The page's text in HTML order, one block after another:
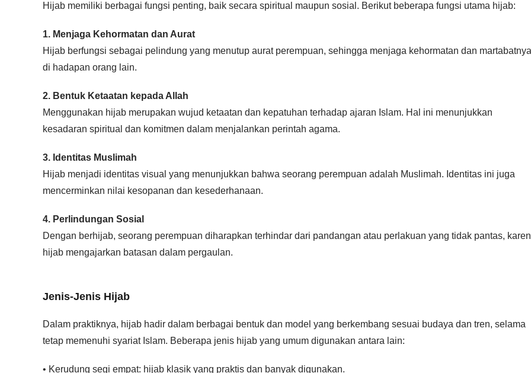
Hijab memiliki berbagai fungsi penting, baik secara spiritual maupun sosial. Berikut beberapa fungsi utama hijab:
1. Menjaga Kehormatan dan Aurat
Hijab berfungsi sebagai pelindung yang menutup aurat perempuan, sehingga menjaga kehormatan dan martabatnya
di hadapan orang lain.
2. Bentuk Ketaatan kepada Allah
Menggunakan hijab merupakan wujud ketaatan dan kepatuhan terhadap ajaran Islam. Hal ini menunjukkan
kesadaran spiritual dan komitmen dalam menjalankan perintah agama.
3. Identitas Muslimah
Hijab menjadi identitas visual yang menunjukkan bahwa seorang perempuan adalah Muslimah. Identitas ini juga
mencerminkan nilai kesopanan dan kesederhanaan.
4. Perlindungan Sosial
Dengan berhijab, seorang perempuan diharapkan terhindar dari pandangan atau perlakuan yang tidak pantas,
hijab mengajarkan batasan dalam pergaulan.
Jenis-Jenis Hijab
Dalam praktiknya, hijab hadir dalam berbagai bentuk dan model yang berkembang sesuai budaya dan tren, selama
tetap memenuhi syariat Islam. Beberapa jenis hijab yang umum digunakan antara lain:
• Kerudung segi empat: hijab klasik yang praktis dan banyak digunakan.